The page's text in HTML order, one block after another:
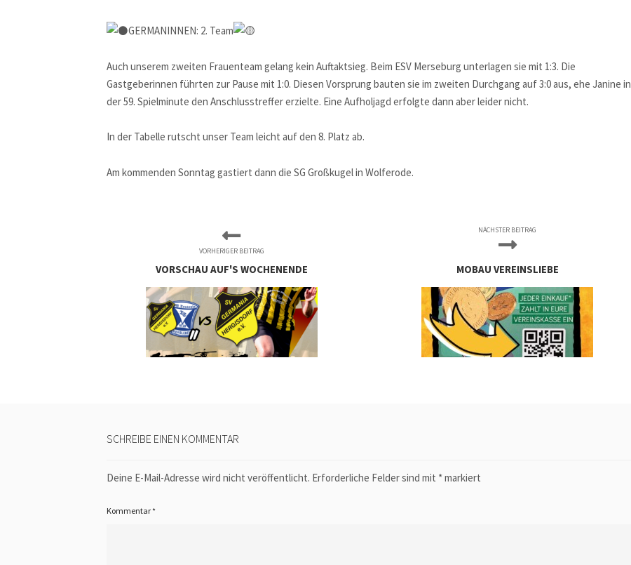
GERMANINNEN: 2. Team
Auch unserem zweiten Frauenteam gelang kein Auftaktsieg. Beim ESV Merseburg unterlagen sie mit 1:3. Die
Gastgeberinnen führten zur Pause mit 1:0. Diesen Vorsprung bauten sie im zweiten Durchgang auf 3:0 aus, ehe Janine in
der 59. Spielminute den Anschlusstreffer erzielte. Eine Aufholjagd erfolgte dann aber leider nicht.
In der Tabelle rutscht unser Team leicht auf den 8. Platz ab.
Am kommenden Sonntag gastiert dann die SG Großkugel in Wolferode.
VORHERIGER BEITRAG
VORSCHAU AUF'S WOCHENENDE
NÄCHSTER BEITRAG
MOBAU VEREINSLIEBE
SCHREIBE EINEN KOMMENTAR
Deine E-Mail-Adresse wird nicht veröffentlicht. Erforderliche Felder sind mit *markiert
Kommentar*